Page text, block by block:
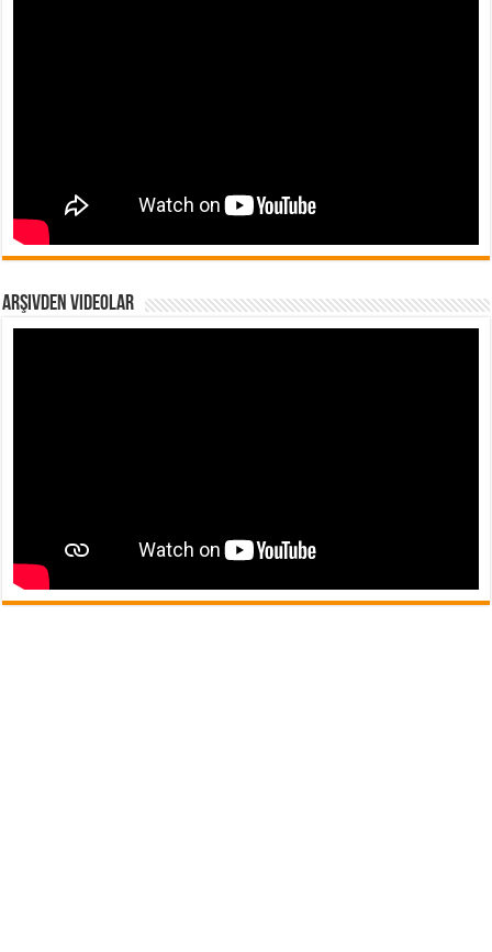
Arşivden Videolar